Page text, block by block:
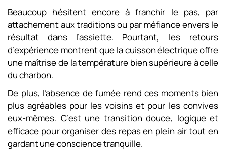
Beaucoup hésitent encore à franchir le pas, par
attachement aux traditions ou par méfiance envers le
résultat dans l’assiette. Pourtant, les retours
d’expérience montrent que la cuisson électrique offre
une maîtrise de la température bien supérieure à celle
du charbon.
De plus, l’absence de fumée rend ces moments bien
plus agréables pour les voisins et pour les convives
eux-mêmes. C’est une transition douce, logique et
efficace pour organiser des repas en plein air tout en
gardant une conscience tranquille.